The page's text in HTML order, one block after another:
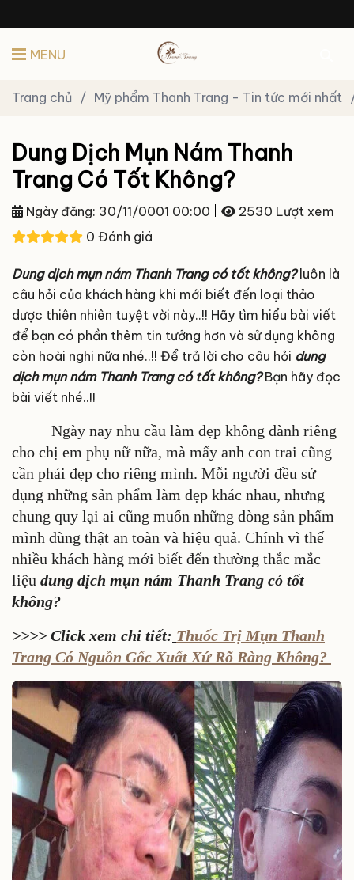
MENU
Trang chủ / Mỹ phẩm Thanh Trang - Tin tức mới nhất
Dung Dịch Mụn Nám Thanh
Trang Có Tốt Không?
Ngày đăng: 30/11/0001 00:00
2530 Lượt xem
0 Đánh giá
Dung dịch mụn nám Thanh Trang có tốt không?luôn là
câu hỏi của khách hàng khi mới biết đến loại thảo
dược thiên nhiên tuyệt vời này..!! Hãy tìm hiểu bài viết
để bạn có phần thêm tin tưởng hơn và sử dụng không
còn hoài nghi nữa nhé..!! Để trả lời cho câu hỏi dung
dịch mụn nám Thanh Trang có tốt không?Bạn hãy đọc
bài viết nhé..!!
Ngày nay nhu cầu làm đẹp không dành riêng
cho chị em phụ nữ nữa, mà mấy anh con trai cũng
cần phải đẹp cho riêng mình. Mỗi người đều sử
dụng những sản phẩm làm đẹp khác nhau, nhưng
chung quy lại ai cũng muốn những dòng sản phẩm
mình dùng thật an toàn và hiệu quả. Chính vì thế
nhiều khách hàng mới biết đến thường thắc mắc
liệu dung dịch mụn nám Thanh Trang có tốt
không?
>>>> Click xem chi tiết: Thuốc Trị Mụn Thanh
Trang Có Nguồn Gốc Xuất Xứ Rõ Ràng Không?